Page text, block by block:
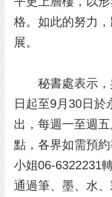
格。如此的努力
展。
秘書處表示，
日起至9月30日於
出，每週一至週
點，各界如需預
小姐06-6322231
通過筆、墨、水